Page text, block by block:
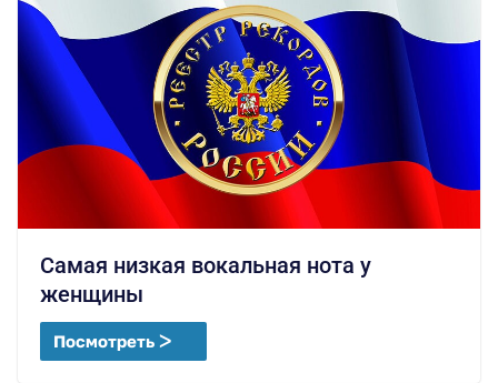
Самая низкая вокальная нота у
женщины
Посмотреть ᐳ